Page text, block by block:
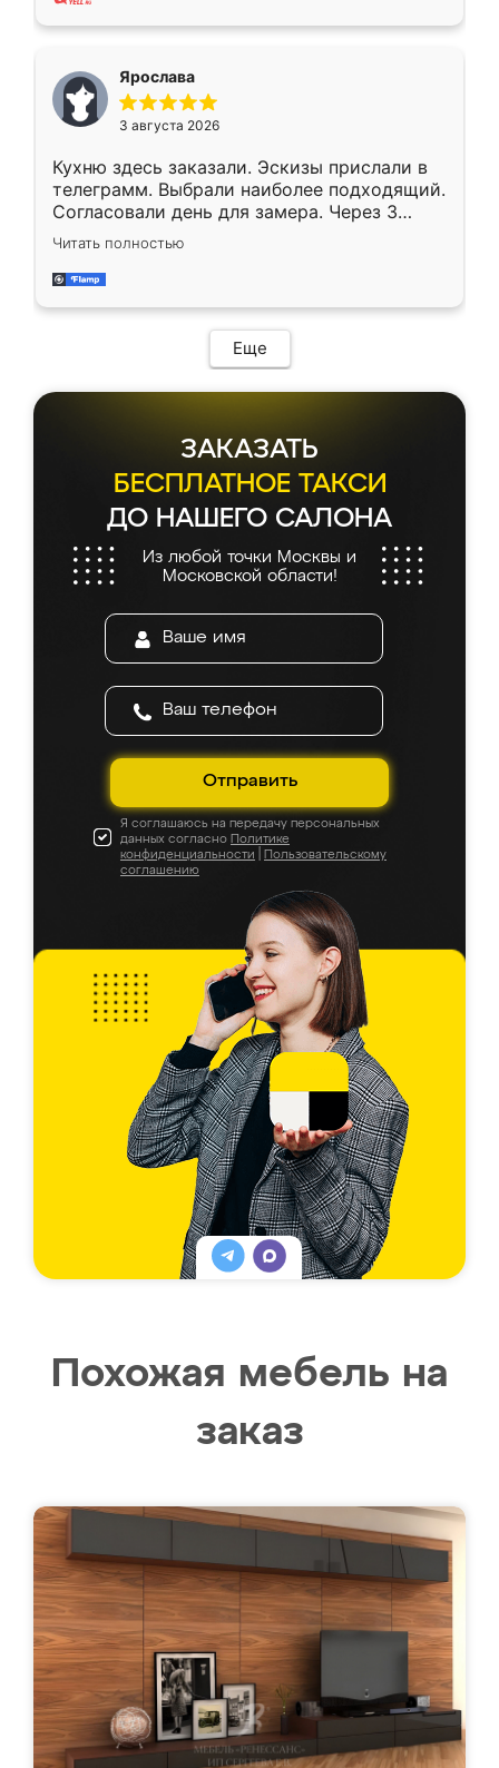
Ярослава
3 августа 2026
Кухню здесь заказали. Эскизы прислали в
телеграмм. Выбрали наиболее подходящий.
Согласовали день для замера. Через 3
недели кухня была уже готова. Остались
довольны работой. Спасибо Ренессанс
мебель за качественную работу!
Читать полностью
Еще
ЗАКАЗАТЬ
БЕСПЛАТНОЕ ТАКСИ
ДО НАШЕГО САЛОНА
Из любой точки Москвы и
Московской области!
Отправить
Я соглашаюсь на передачу персональных
данных согласно Политике
конфиденциальности
Пользовательскому
соглашению
Похожая мебель на
заказ